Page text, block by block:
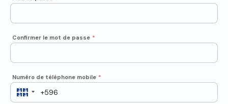
Confirmer le mot de passe *
Numéro de téléphone mobile *